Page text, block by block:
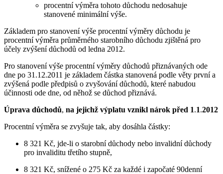
procentní výměra tohoto důchodu nedosahuje
stanovené minimální výše.
Základem pro stanovení výše procentní výměry důchodu je
procentní výměra průměrného starobního důchodu zjištěná pro
účely zvýšení důchodů od ledna 2012.
Pro stanovení výše procentní výměry důchodů přiznávaných ode
dne po 31.12.2011 je základem částka stanovená podle věty první a
zvýšená podle předpisů o zvyšování důchodů, které nabudou
účinnosti ode dne, od něhož se důchod přiznává.
Úprava důchodů, na jejichž výplatu vznikl nárok před 1.1.2012
Procentní výměra se zvyšuje tak, aby dosáhla částky:
8 321 Kč, jde-li o starobní důchody nebo invalidní důchody
pro invaliditu třetího stupně,
8 321 Kč, snížené o 275 Kč za každé i započaté 90denní